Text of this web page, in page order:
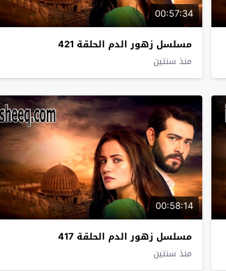
00:57:34
مسلسل زهور الدم الحلقة 421
منذ سنتين
00:58:14
مسلسل زهور الدم الحلقة 417
منذ سنتين